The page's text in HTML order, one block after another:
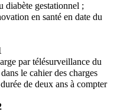
diabète gestationnel ;
en santé en date du
par télésurveillance du
le cahier des charges
de deux ans à compter